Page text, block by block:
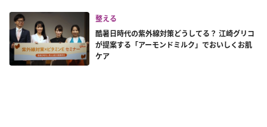
整える
酷暑日時代の紫外線対策どうしてる？ 江崎グリコ
が提案する「アーモンドミルク」でおいしくお肌
ケア